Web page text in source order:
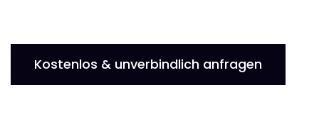
Kostenlos & unverbindlich anfragen